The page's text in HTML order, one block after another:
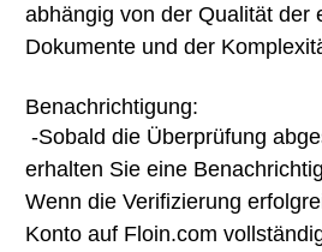
abhängig von der Qualität der
Dokumente und der
Benachrichtigung:
-Sobald die Überprüfung
erhalten Sie eine
Wenn die Verifizierung
Konto auf Floin.com